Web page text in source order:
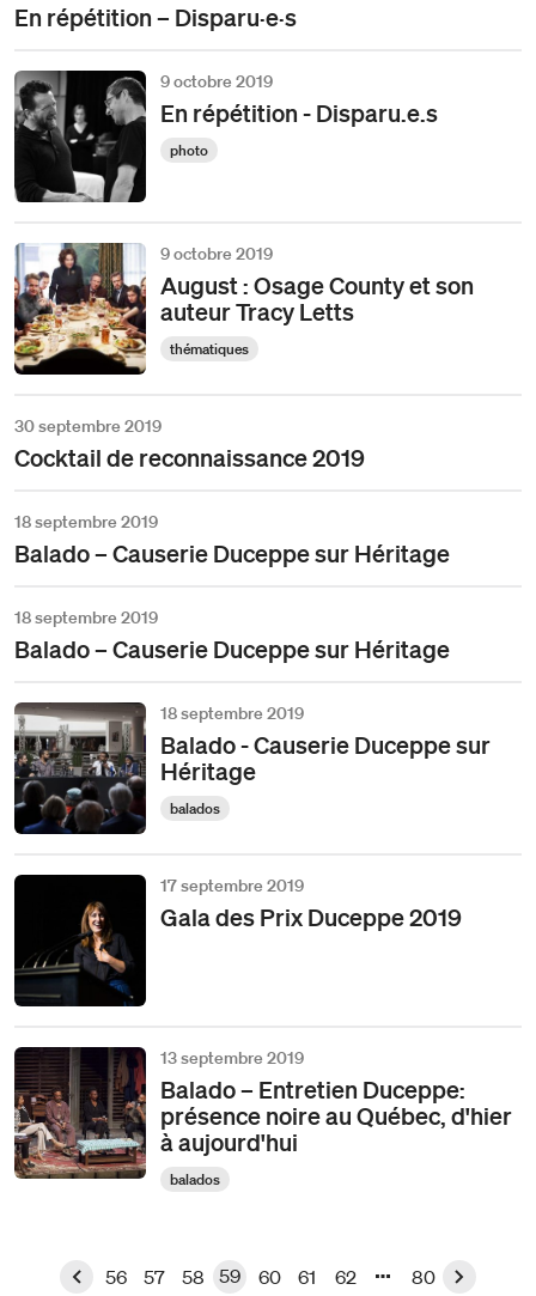
En répétition – Disparu·e·s
En répétition - Disparu.e.s
photo
9 octobre 2019
August : Osage County et son
auteur Tracy Letts
thématiques
9 octobre 2019
Cocktail de reconnaissance 2019
30 septembre 2019
Balado – Causerie Duceppe sur Héritage
18 septembre 2019
Balado – Causerie Duceppe sur Héritage
18 septembre 2019
Balado - Causerie Duceppe sur
Héritage
balados
18 septembre 2019
Gala des Prix Duceppe 2019
17 septembre 2019
Balado – Entretien Duceppe:
présence noire au Québec, d'hier
à aujourd'hui
balados
13 septembre 2019
56 57 58 59 60 61 62 80